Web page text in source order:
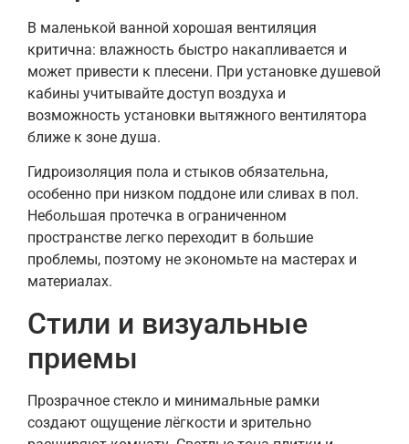
В маленькой ванной хорошая вентиляция
критична: влажность быстро накапливается и
может привести к плесени. При установке душевой
кабины учитывайте доступ воздуха и
возможность установки вытяжного вентилятора
ближе к зоне душа.
Гидроизоляция пола и стыков обязательна,
особенно при низком поддоне или сливах в пол.
Небольшая протечка в ограниченном
пространстве легко переходит в большие
проблемы, поэтому не экономьте на мастерах и
материалах.
Стили и визуальные
приемы
Прозрачное стекло и минимальные рамки
создают ощущение лёгкости и зрительно